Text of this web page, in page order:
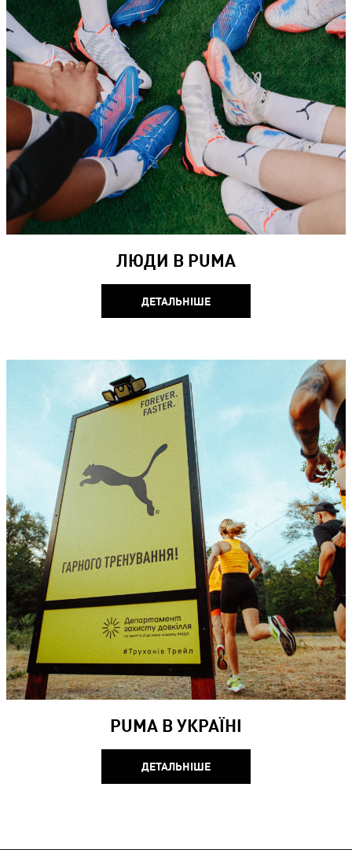
ЛЮДИ В ​PUMA​
ДЕТАЛЬНІШЕ
PUMA В УКРАЇНІ​
ДЕТАЛЬНІШЕ